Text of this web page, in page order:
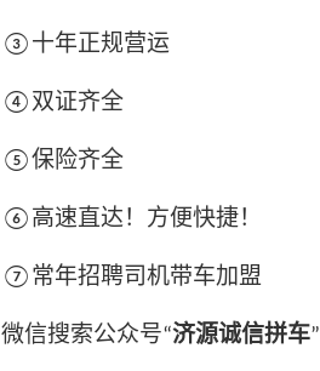
③ 十年正规营运
④ 双证齐全
⑤保险齐全
⑥ 高速直达！方便快捷！
⑦ 常年招聘司机带车加盟
微信搜索公众号“济源诚信拼车”